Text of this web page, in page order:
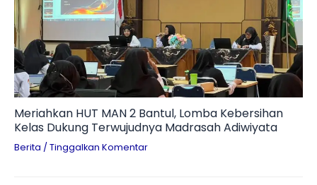
Meriahkan HUT MAN 2 Bantul, Lomba Kebersihan
Kelas Dukung Terwujudnya Madrasah Adiwiyata
Berita / Tinggalkan Komentar